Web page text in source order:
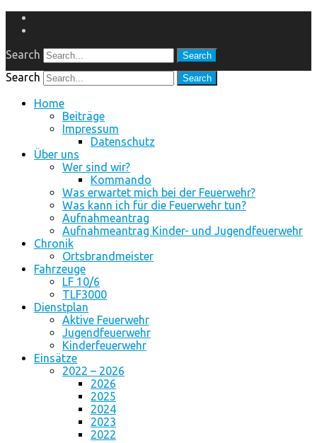
Search
Search
Home
Beiträge
Impressum
Datenschutz
Über uns
Wer sind wir?
Kommando
Was erwartet mich bei der Feuerwehr?
Was kann ich für die Feuerwehr tun?
Aufnahmeantrag
Aufnahmeantrag Kinder- und Jugendfeuerwehr
Chronik
Ortsbrandmeister
Fahrzeuge
LF 10/6
TLF3000
Dienstplan
Aktive Feuerwehr
Jugendfeuerwehr
Kinderfeuerwehr
Einsätze
2022 – 2026
2026
2025
2024
2023
2022